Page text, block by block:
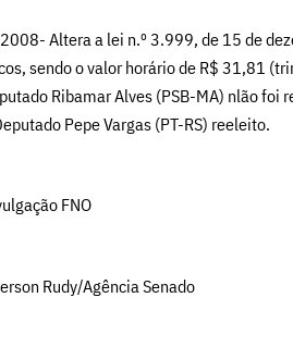
Altera a lei n.º 3.999, de 15 de
sendo o valor horário de R$ 31,81
Ribamar Alves (PSB-MA) nlão foi
Pepe Vargas (PT-RS) reeleito.
FNO
Rudy/Agência Senado